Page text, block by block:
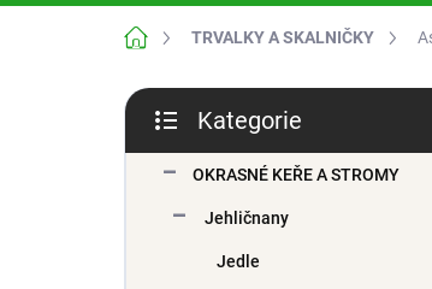
Domů TRVALKY A SKALNIČKY
P
s
kategorie
Kategorie
OKRASNÉ KEŘE A STROMY
Jehličnany
Jedle